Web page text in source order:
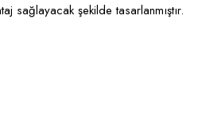
sağlayacak şekilde tasarlanmıştır.